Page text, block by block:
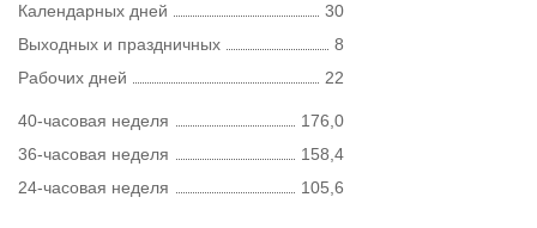
Календарных дней
30
Выходных и праздничных
8
Рабочих дней
22
40-часовая неделя
176,0
36-часовая неделя
158,4
24-часовая неделя
105,6